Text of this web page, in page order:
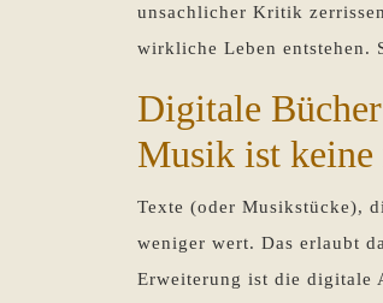
unsachlicher Kritik
wirkliche Leben entstehen.
Digitale
Musik ist
Texte (oder Musikstücke),
weniger wert. Das erlaubt
Erweiterung ist die digitale